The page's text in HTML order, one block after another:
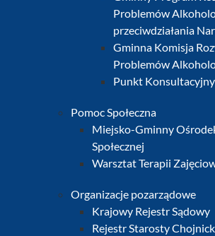
Problemów
przeciwdziałania
Gminna Komisja
Problemów
Punkt
Pomoc Społeczna
Miejsko-Gminny
Społecznej
Warsztat Terapii
Organizacje pozarządowe
Krajowy Rejestr Sądowy
Rejestr Starosty